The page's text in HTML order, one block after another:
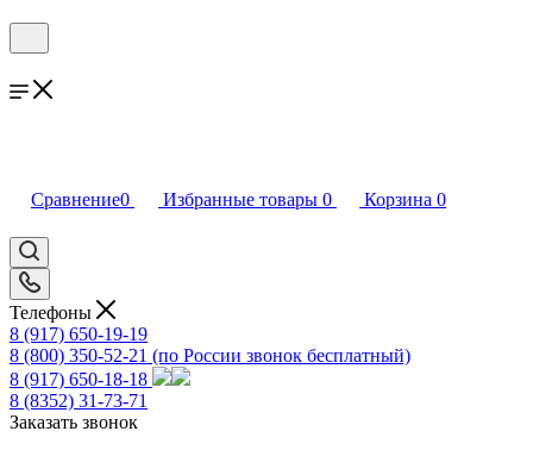
Сравнение0 Избранные товары 0 Корзина 0
Телефоны
8 (917) 650-19-19
8 (800) 350-52-21 (по России звонок бесплатный)
8 (917) 650-18-18
8 (8352) 31-73-71
Заказать звонок